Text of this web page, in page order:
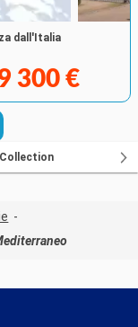
dall'Italia
300 €